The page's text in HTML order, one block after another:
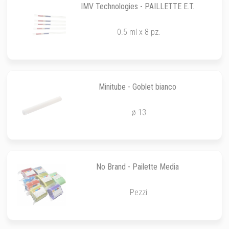
IMV Technologies - PAILLETTE E.T.
0.5 ml x 8 pz.
Minitube - Goblet bianco
ø 13
No Brand - Pailette Media
Pezzi